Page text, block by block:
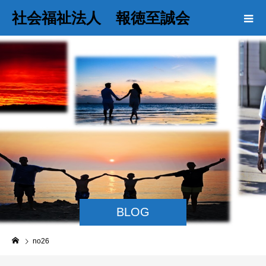
社会福祉法人 報徳至誠会
BLOG
no26